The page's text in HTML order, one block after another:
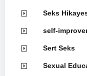
Seks
self-
Sert Seks
Sexual